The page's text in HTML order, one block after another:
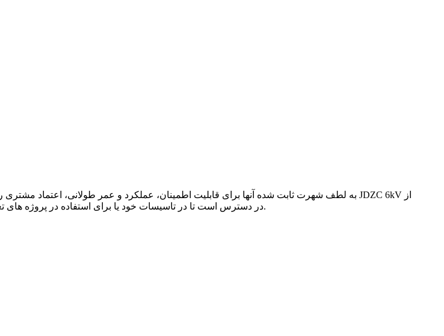
Yueqing Aiso برای سازندگان تجهیزات اصلی (OEM) در دسترس است تا در تاسیسات خود یا برای استفاده در پروژه های تعمیر، مقاوم سازی و ارتقاء استفاده شود.